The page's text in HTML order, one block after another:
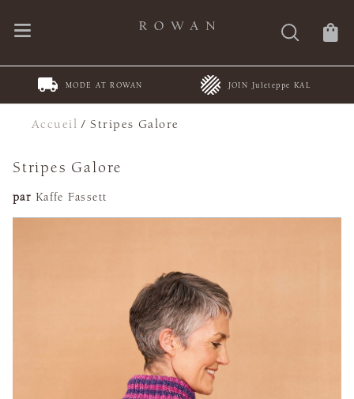
MODE AT ROWAN JOIN Juleteppe KAL
Accueil /Stripes Galore
Stripes Galore
par Kaffe Fassett